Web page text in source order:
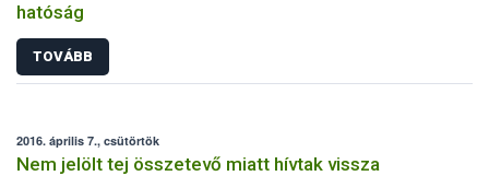
hatóság
TOVÁBB
2016. április 7., csütörtök
Nem jelölt tej összetevő miatt hívtak vissza